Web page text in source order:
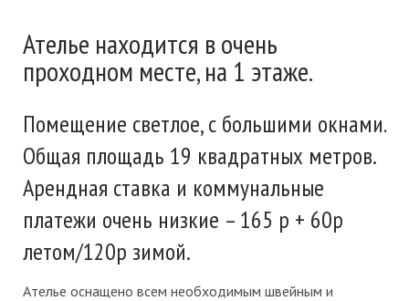
Ателье находится в очень
проходном месте, на 1 этаже.
Помещение светлое, с большими окнами.
Общая площадь 19 квадратных метров.
Арендная ставка и коммунальные
платежи очень низкие – 165 р + 60р
летом/120р зимой.
Ателье оснащено всем необходимым швейным и